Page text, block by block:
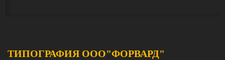
ТИПОГРАФИЯ ООО"ФОРВАРД"